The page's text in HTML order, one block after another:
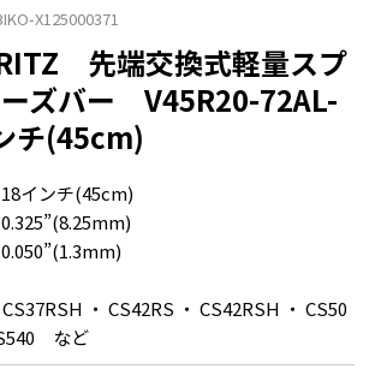
X125000371
先端交換式軽量スプ
ズバー V45R20-72AL-
チ(45cm)
ンチ(45cm)
・ CS42RS ・ CS42RSH ・ CS50
など